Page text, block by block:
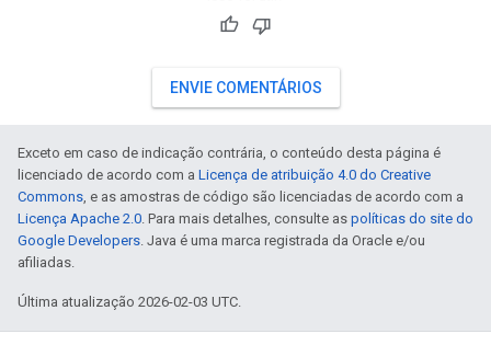
ENVIE COMENTÁRIOS
Exceto em caso de indicação contrária, o conteúdo desta página é
licenciado de acordo com a Licença de atribuição 4.0 do Creative
Commons, e as amostras de código são licenciadas de acordo com a
Licença Apache 2.0. Para mais detalhes, consulte as políticas do site do
Google Developers. Java é uma marca registrada da Oracle e/ou
afiliadas.
Última atualização 2026-02-03 UTC.